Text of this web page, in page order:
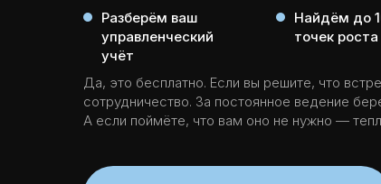
Да, это бесплатно. Если вы решите, что
сотрудничество. За постоянное ведение
А если поймёте, что вам оно не нужно —
Разберём ваш
управленческий
учёт
Найдём до
точек роста